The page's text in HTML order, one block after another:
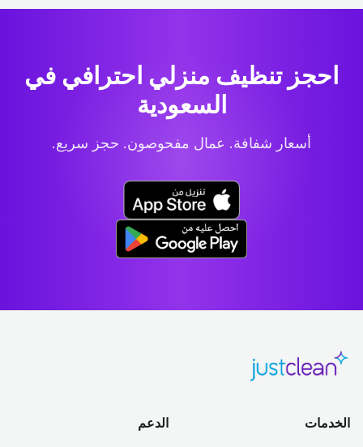
احجز تنظيف منزلي احترافي في
السعودية
أسعار شفافة. عمال مفحوصون. حجز سريع.
الخدمات الدعم